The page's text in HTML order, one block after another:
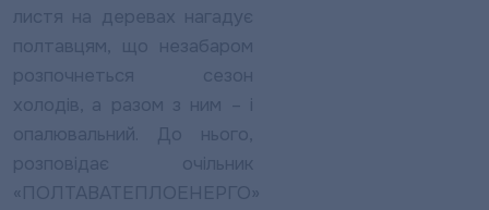
листя на деревах нагадує
полтавцям, що незабаром
розпочнеться сезон
холодів, а разом з ним – і
опалювальний. До нього,
розповідає очільник
«ПОЛТАВАТЕПЛОЕНЕРГО»